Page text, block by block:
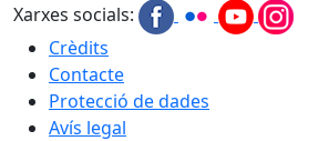
Xarxes socials:
Crèdits
Contacte
Protecció de dades
Avís legal